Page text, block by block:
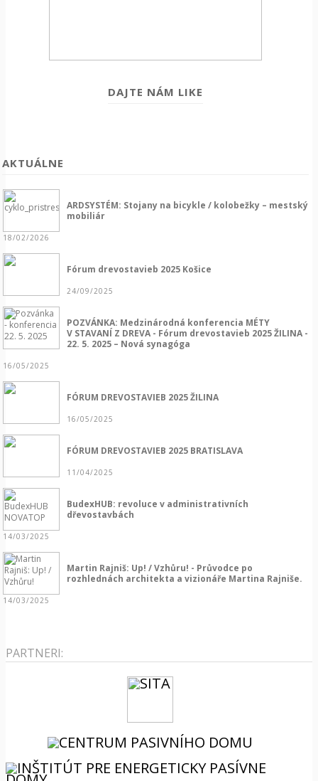
DAJTE NÁM LIKE
AKTUÁLNE
ARDSYSTÉM: Stojany na bicykle / kolobežky – mestský
mobiliár
18/02/2026
Fórum drevostavieb 2025 Košice
24/09/2025
POZVÁNKA: Medzinárodná konferencia MÉTY
V STAVANÍ Z DREVA - Fórum drevostavieb 2025 ŽILINA -
22. 5. 2025 – Nová synagóga
16/05/2025
FÓRUM DREVOSTAVIEB 2025 ŽILINA
16/05/2025
FÓRUM DREVOSTAVIEB 2025 BRATISLAVA
11/04/2025
BudexHUB: revoluce v administrativních
dřevostavbách
14/03/2025
Martin Rajniš: Up! / Vzhůru! - Průvodce po
rozhlednách architekta a vizionáře Martina Rajniše.
14/03/2025
PARTNERI: